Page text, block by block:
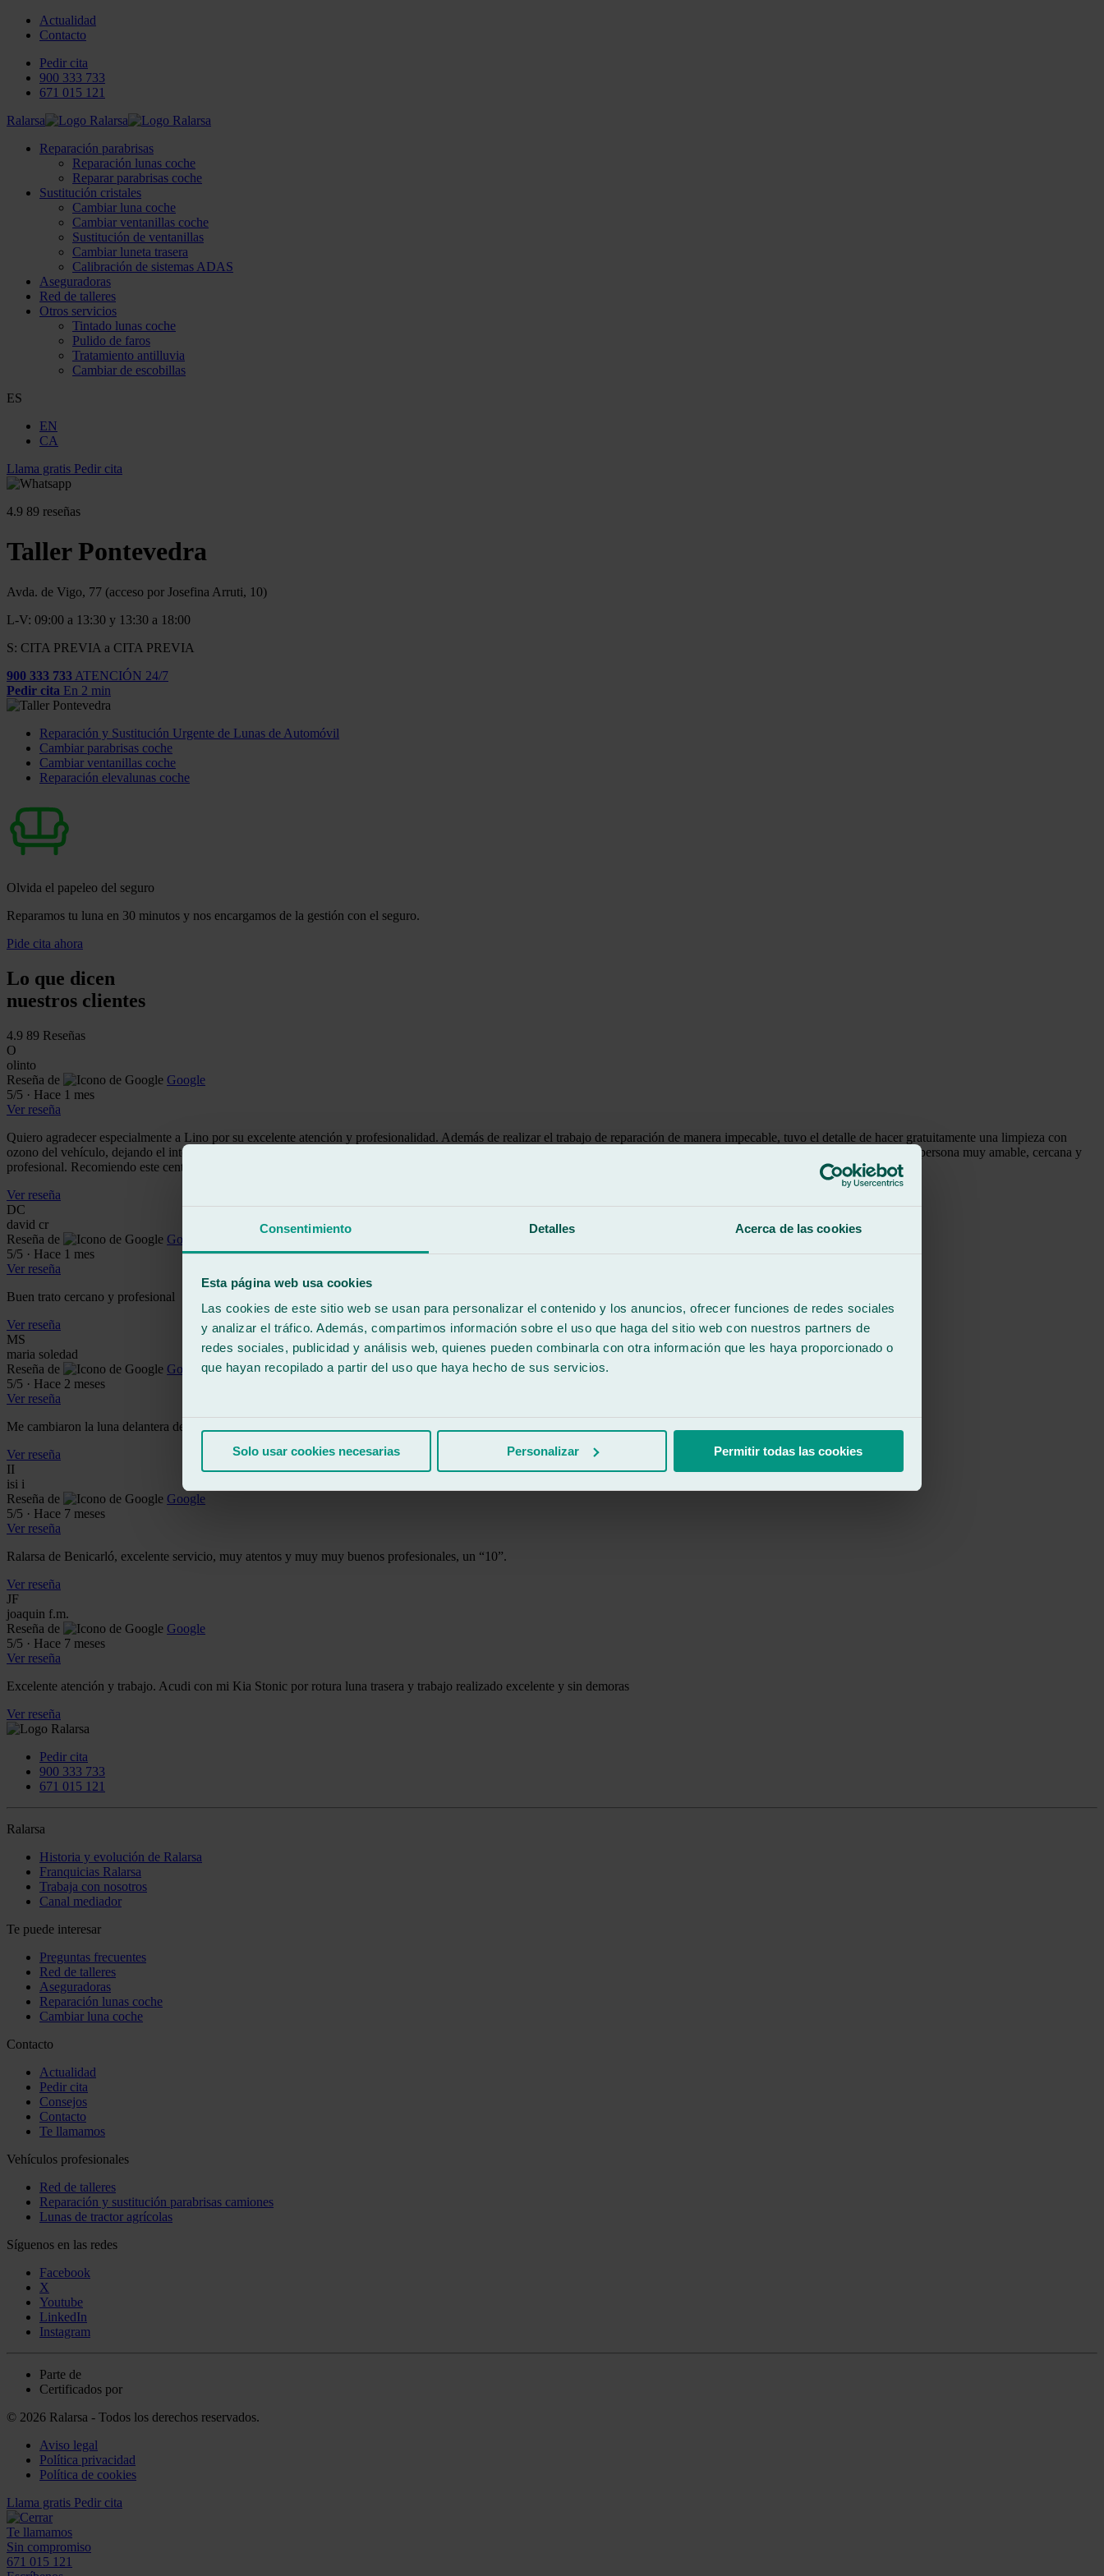
Consentimiento Detalles Acerca de las cookies
Esta página web usa cookies
Las cookies de este sitio web se usan para personalizar el contenido y los anuncios, ofrecer funciones de redes sociales
y analizar el tráfico. Además, compartimos información sobre el uso que haga del sitio web con nuestros partners de
redes sociales, publicidad y análisis web, quienes pueden combinarla con otra información que les haya proporcionado o
que hayan recopilado a partir del uso que haya hecho de sus servicios.
Solo usar cookies necesarias Personalizar Permitir todas las cookies
Actualidad
Contacto
Pedir cita
900 333 733
671 015 121
Ralarsa
Reparación parabrisas
Reparación lunas coche
Reparar parabrisas coche
Sustitución cristales
Cambiar luna coche
Cambiar ventanillas coche
Sustitución de ventanillas
Cambiar luneta trasera
Calibración de sistemas ADAS
Aseguradoras
Red de talleres
Otros servicios
Tintado lunas coche
Pulido de faros
Tratamiento antilluvia
Cambiar de escobillas
ES
EN
CA
Llama gratis Pedir cita
4.9 89 reseñas
Taller Pontevedra
Avda. de Vigo, 77 (acceso por Josefina Arruti, 10)
L-V: 09:00 a 13:30 y 13:30 a 18:00
S: CITA PREVIA a CITA PREVIA
900 333 733 ATENCIÓN 24/7
Pedir cita En 2 min
Reparación y Sustitución Urgente de Lunas de Automóvil
Cambiar parabrisas coche
Cambiar ventanillas coche
Reparación elevalunas coche
Olvida el papeleo del seguro
Reparamos tu luna en 30 minutos y nos encargamos de la gestión con el seguro.
Pide cita ahora
Lo que dicen
nuestros clientes
4.9 89 Reseñas
O
olinto
Reseña de
Google
5/5 · Hace 1 mes
Ver reseña
Quiero agradecer especialmente a Lino por su excelente atención y profesionalidad. Además de realizar el trabajo de reparación de manera impecable, tuvo el detalle de hacer gratuitamente una limpieza con
ozono del vehículo, dejando el interior mucho más limpio y libre de partículas y malos olores. Se nota que se preocupa por ofrecer un servicio de calidad y por el cliente. Es una persona muy amable, cercana y
profesional. Recomiendo este centro de Ralarsa al 100 %. ¡Muchas gracias por el trato recibido
Ver reseña
DC
david cr
Reseña de
Google
5/5 · Hace 1 mes
Ver reseña
Buen trato cercano y profesional
Ver reseña
MS
maria soledad
Reseña de
Google
5/5 · Hace 2 meses
Ver reseña
Me cambiaron la luna delantera del coche. Mi experiencia es muy positiva, buenos profesionales y con una excelente atención.Gracias
Ver reseña
II
isi i
Reseña de
Google
5/5 · Hace 7 meses
Ver reseña
Ralarsa de Benicarló, excelente servicio, muy atentos y muy muy buenos profesionales, un “10”.
Ver reseña
JF
joaquin f.m.
Reseña de
Google
5/5 · Hace 7 meses
Ver reseña
Excelente atención y trabajo. Acudi con mi Kia Stonic por rotura luna trasera y trabajo realizado excelente y sin demoras
Ver reseña
Pedir cita
900 333 733
671 015 121
Ralarsa
Historia y evolución de Ralarsa
Franquicias Ralarsa
Trabaja con nosotros
Canal mediador
Te puede interesar
Preguntas frecuentes
Red de talleres
Aseguradoras
Reparación lunas coche
Cambiar luna coche
Contacto
Actualidad
Pedir cita
Consejos
Contacto
Te llamamos
Vehículos profesionales
Red de talleres
Reparación y sustitución parabrisas camiones
Lunas de tractor agrícolas
Síguenos en las redes
Facebook
X
Youtube
LinkedIn
Instagram
Parte de
Certificados por
© 2026 Ralarsa - Todos los derechos reservados.
Aviso legal
Política privacidad
Política de cookies
Llama gratis Pedir cita
Te llamamos
Sin compromiso
671 015 121